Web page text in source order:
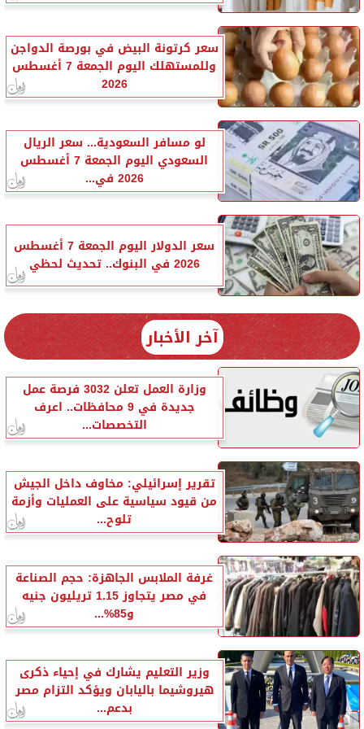
سعر كرتونة البيض في بورصة الدواجن
وللمستهلك اليوم الجمعة 7 أغسطس
2026
لو مسافر السعودية... سعر الريال
السعودي اليوم الجمعة 7 أغسطس
2026 في...
سعر الدولار اليوم الجمعة 7 أغسطس
2026 في البنوك.. تحديث لحظي
آخر الأخبار
وزارة العمل تعلن 3032 فرصة عمل
جديدة في 9 محافظات.. اعرف
التخصصات...
تقرير إسرائيلي: مخاوف داخل الجيش
من قيود سياسية على العمليات وأزمة
تلوح...
غرفة الملابس الجاهزة: حجم الصناعة
في مصر يتجاوز 1.15 تريليون جنيه
و85%...
وزير التعليم يشارك في إحياء ذكرى
هيروشيما باليابان ويؤكد التزام مصر
بدعم...